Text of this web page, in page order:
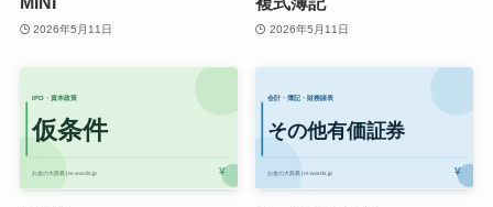
2026年5月11日 2026年5月11日